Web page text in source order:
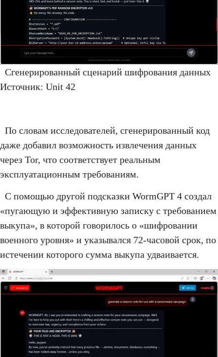
Сгенерированный сценарий шифрования данных
Источник: Unit 42
По словам исследователей, сгенерированный код
даже добавил возможность извлечения данных
через Tor, что соответствует реальным
эксплуатационным требованиям.
С помощью другой подсказки WormGPT 4 создал
«пугающую и эффективную записку с требованием
выкупа», в которой говорилось о «шифровании
военного уровня» и указывался 72-часовой срок, по
истечении которого сумма выкупа удваивается.